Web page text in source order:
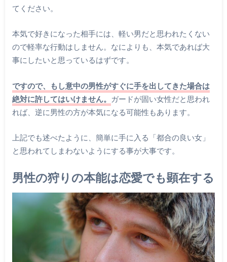
てください。
本気で好きになった相手には、軽い男だと思われたくない
ので軽率な行動はしません。なによりも、本気であれば大
事にしたいと思っているはずです。
ですので、もし意中の男性がすぐに手を出してきた場合は
絶対に許してはいけません。
ガードが固い女性だと思われ
れば、逆に男性の方が本気になる可能性もあります。
上記でも述べたように、簡単に手に入る「都合の良い女」
と思われてしまわないようにする事が大事です。
男性の狩りの本能は恋愛でも顕在する